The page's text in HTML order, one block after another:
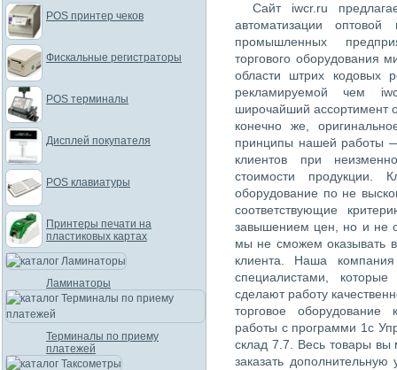
Сайт iwcr.ru
автоматизации
промышленных
торгового оборудования
области штрих кодовых
рекламируемой чем
широчайший ассортимент
конечно же,
принципы нашей работы
клиентов при
стоимости продукции.
оборудование по не
соответствующие
завышением цен, но и не
мы не сможем оказывать
клиента. Наша компания
специалистами,
сделают работу
торговое оборудование
работы с программи 1с
склад 7.7. Весь товары вы
заказать
POS принтер чеков
Фискальные регистраторы
POS терминалы
Дисплей покупателя
POS клавиатуры
Принтеры печати на
пластиковых картах
Ламинаторы
Терминалы по приему
платежей